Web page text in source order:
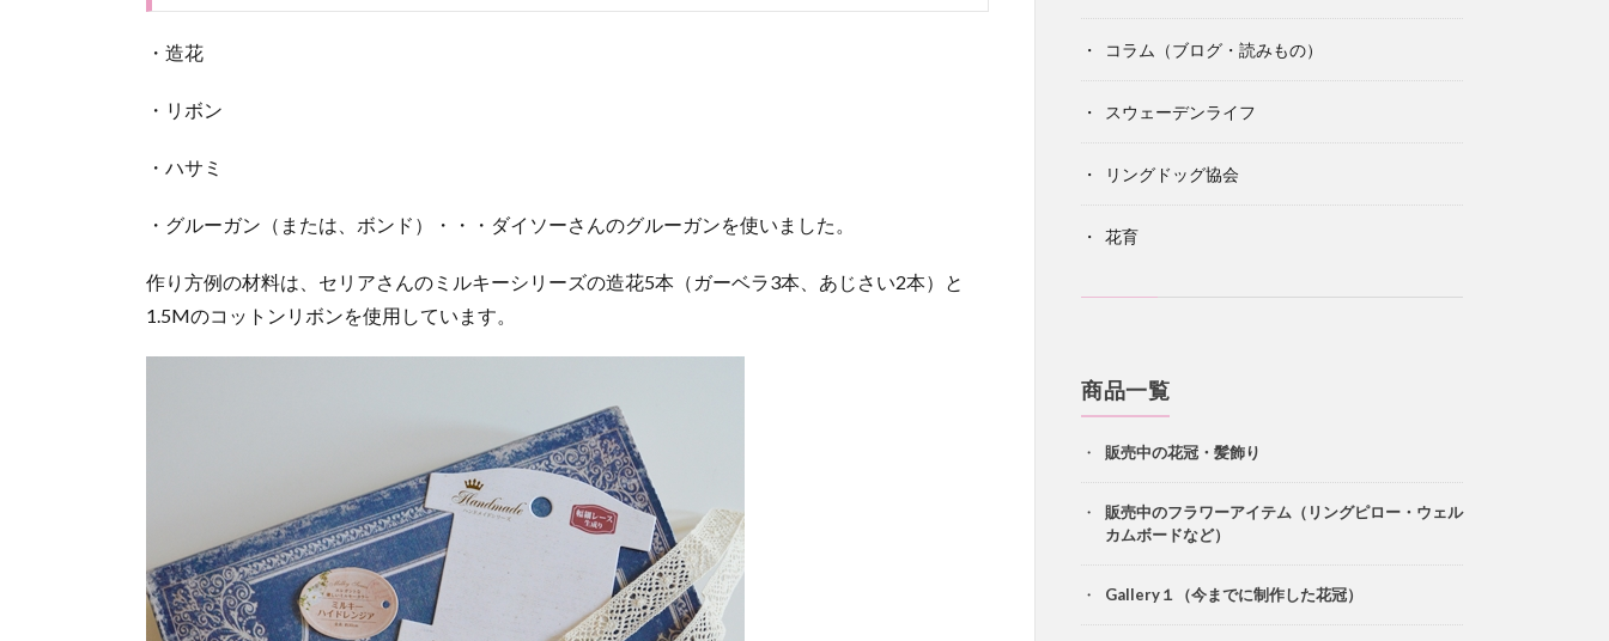
方】
冠の
ガーベ
冠
1.3.2.
ンド
誕
生
日
の
・造花
・リボン
・ハサミ
・グルーガン（または、ボンド）・・・ダイソーさんのグルーガンを使いました。
作り方例の材料は、セリアさんのミルキーシリーズの造花5本（ガーベラ3本、あじさい2本）と
1.5Mのコットンリボンを使用しています。
コラム（ブログ・読みもの）
スウェーデンライフ
リングドッグ協会
花育
商品一覧
販売中の花冠・髪飾り
販売中のフラワーアイテム（リングピロー・ウェル
カムボードなど）
Gallery１（今までに制作した花冠）